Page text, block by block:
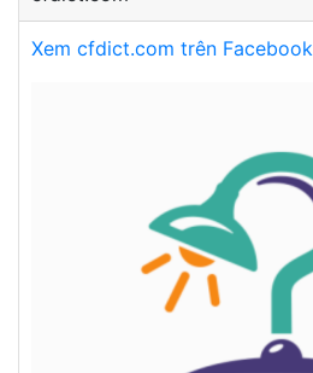
Xem cfdict.com trên Facebook